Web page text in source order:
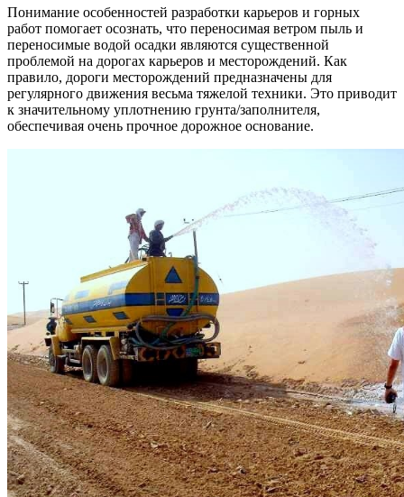
Понимание особенностей разработки карьеров и горных
работ помогает осознать, что переносимая ветром пыль и
переносимые водой осадки являются существенной
проблемой на дорогах карьеров и месторождений. Как
правило, дороги месторождений предназначены для
регулярного движения весьма тяжелой техники. Это приводит
к значительному уплотнению грунта/заполнителя,
обеспечивая очень прочное дорожное основание.